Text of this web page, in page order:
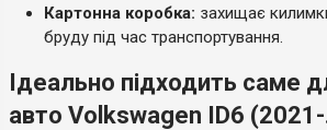
Картонна коробка: захищає
бруду під час транспортування.
Ідеально підходить саме
авто Volkswagen ID6